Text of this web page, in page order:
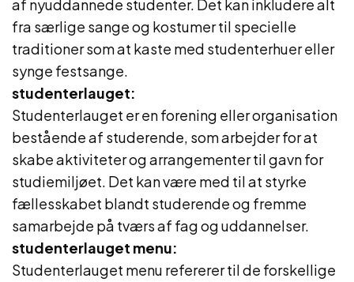
af nyuddannede studenter. Det kan inkludere alt
fra særlige sange og kostumer til specielle
traditioner som at kaste med studenterhuer eller
synge festsange.
studenterlauget:
Studenterlauget er en forening eller organisation
bestående af studerende, som arbejder for at
skabe aktiviteter og arrangementer til gavn for
studiemiljøet. Det kan være med til at styrke
fællesskabet blandt studerende og fremme
samarbejde på tværs af fag og uddannelser.
studenterlauget menu:
Studenterlauget menu refererer til de forskellige